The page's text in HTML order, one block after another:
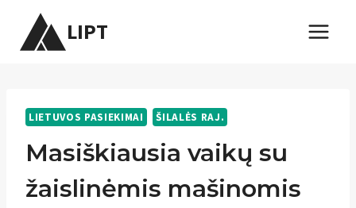
LIPT
LIETUVOS PASIEKIMAI ŠILALĖS RAJ.
Masiškiausia vaikų su
žaislinėmis mašinomis